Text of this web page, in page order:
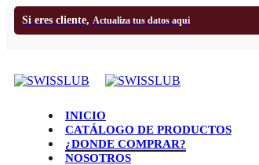
Si eres cliente, Actualiza tus datos aqui
INICIO
CATÁLOGO DE PRODUCTOS
¿DONDE COMPRAR?
NOSOTROS